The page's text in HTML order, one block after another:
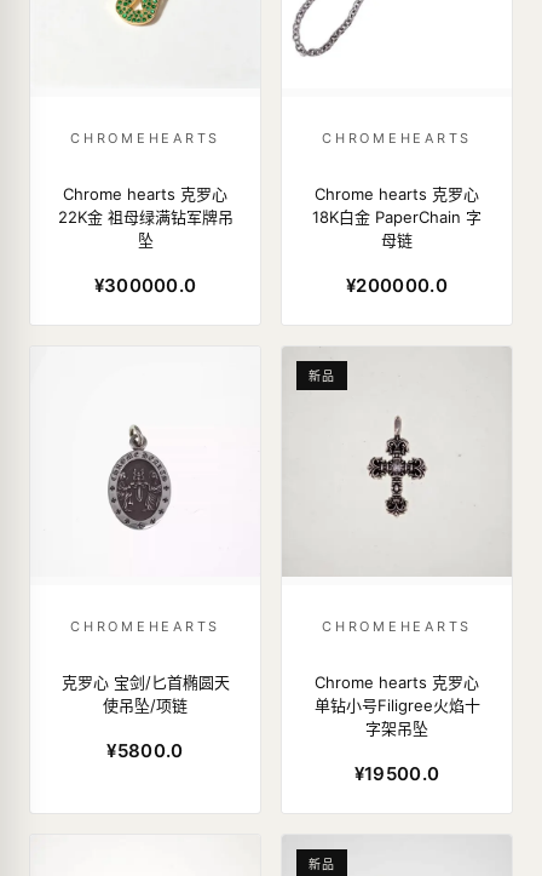
CHROMEHEARTS
Chrome hearts 克罗心
22K金 祖母绿满钻军牌吊
坠
¥300000.0
CHROMEHEARTS
Chrome hearts 克罗心
18K白金 PaperChain 字
母链
¥200000.0
CHROMEHEARTS
克罗心 宝剑/匕首椭圆天
使吊坠/项链
¥5800.0
新品
CHROMEHEARTS
Chrome hearts 克罗心
单钻小号Filigree火焰十
字架吊坠
¥19500.0
新品